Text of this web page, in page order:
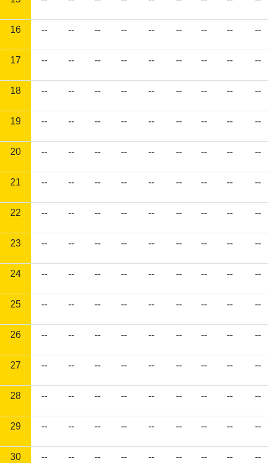
16 -- -- -- -- -- -- -- -- --
17 -- -- -- -- -- -- -- -- --
18 -- -- -- -- -- -- -- -- --
19 -- -- -- -- -- -- -- -- --
20 -- -- -- -- -- -- -- -- --
21 -- -- -- -- -- -- -- -- --
22 -- -- -- -- -- -- -- -- --
23 -- -- -- -- -- -- -- -- --
24 -- -- -- -- -- -- -- -- --
25 -- -- -- -- -- -- -- -- --
26 -- -- -- -- -- -- -- -- --
27 -- -- -- -- -- -- -- -- --
28 -- -- -- -- -- -- -- -- --
29 -- -- -- -- -- -- -- -- --
30 -- -- -- -- -- -- -- -- --